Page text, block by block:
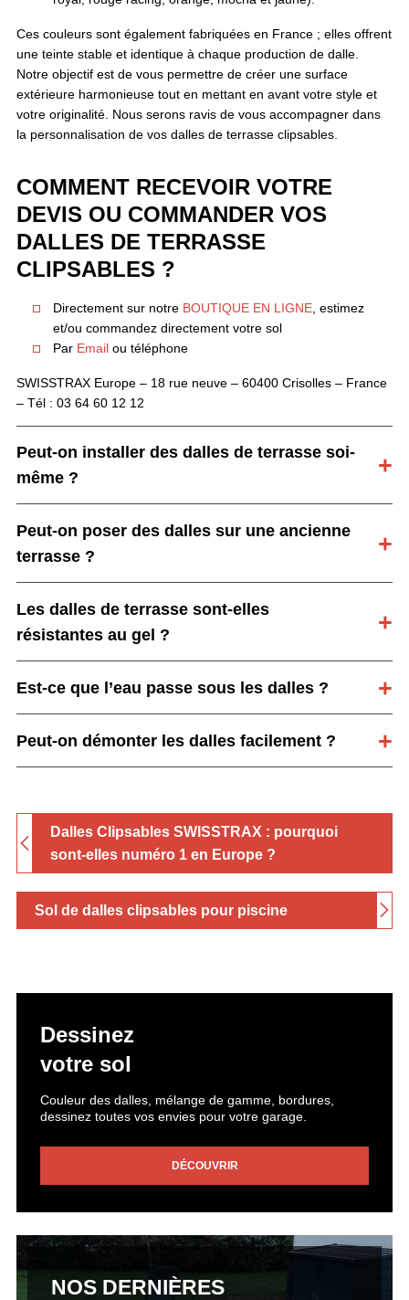
Ces couleurs sont également fabriquées en France ; elles offrent
une teinte stable et identique à chaque production de dalle.
Notre objectif est de vous permettre de créer une surface
extérieure harmonieuse tout en mettant en avant votre style et
votre originalité. Nous serons ravis de vous accompagner dans
la personnalisation de vos dalles de terrasse clipsables.
COMMENT RECEVOIR VOTRE
DEVIS OU COMMANDER VOS
DALLES DE TERRASSE
CLIPSABLES ?
Directement sur notre BOUTIQUE EN LIGNE, estimez
et/ou commandez directement votre sol
Par Emailou téléphone
SWISSTRAX Europe – 18 rue neuve – 60400 Crisolles – France
– Tél : 03 64 60 12 12
Peut-on installer des dalles de terrasse soi-
même ?
Peut-on poser des dalles sur une ancienne
terrasse ?
Les dalles de terrasse sont-elles
résistantes au gel ?
Est-ce que l’eau passe sous les dalles ?
Peut-on démonter les dalles facilement ?
Dalles Clipsables SWISSTRAX : pourquoi
sont-elles numéro 1 en Europe ?
Sol de dalles clipsables pour piscine
Dessinez
votre sol
Couleur des dalles, mélange de gamme, bordures,
dessinez toutes vos envies pour votre garage.
DÉCOUVRIR
NOS DERNIÈRES